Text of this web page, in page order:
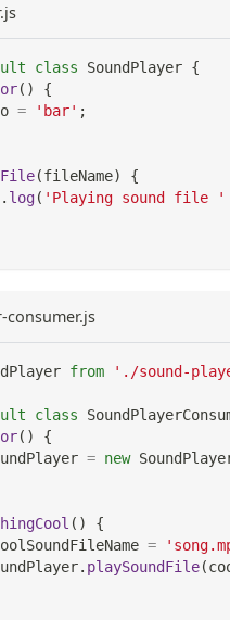
class SoundPlayer {
( )
{
= 'bar' ;
(fileName)
{
. log( 'Playing sound file '
consumer.js
from './sound-
class
( )
{
= new
( )
{
=
. playSoundFile(